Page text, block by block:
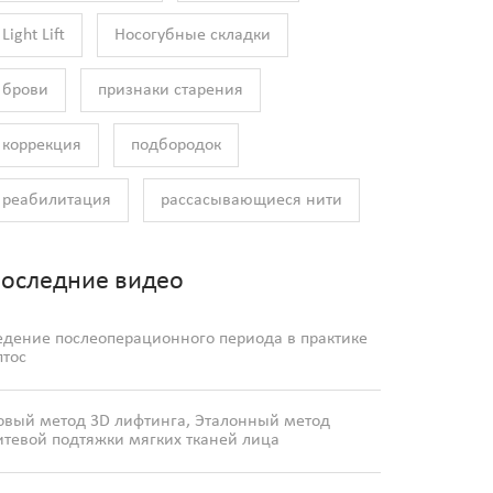
Light Lift Носогубные складки
брови признаки старения
коррекция подбородок
реабилитация рассасывающиеся нити
видео
послеоперационного периода в практике
метод 3D лифтинга, Эталонный метод
подтяжки мягких тканей лица